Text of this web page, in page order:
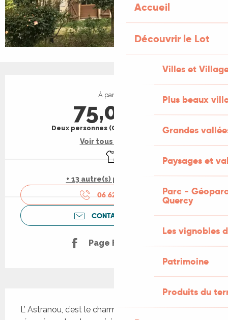
Accueil
Découvrir le Lot
Villes et
Plus beaux
Grandes
Paysages et
Parc -
Quercy
Les vignobles
Patrimoine
Produits du
Ouverture et coordonnées
À partir de
75,00 €
Deux personnes (Chambres d'hôtes)
Voir tous les tarifs
Draps et linge
+ 13 autre(s) prestation(s)
06 62 06 19
CONTACTEZ-NOUS
Page Facebook
L’ Astranou, c’est le charme d’une grange lotoise